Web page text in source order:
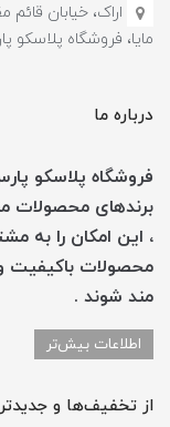
اراک، خیابان
مایا، فروشگاه پلاسکو
درباره ما
فروشگاه پلاسکو
برندهای محصولات
، این امکان را به
محصولات باکیفیت
مند شوند .
اطلاعات بیش‌تر
از تخفیف‌ها و